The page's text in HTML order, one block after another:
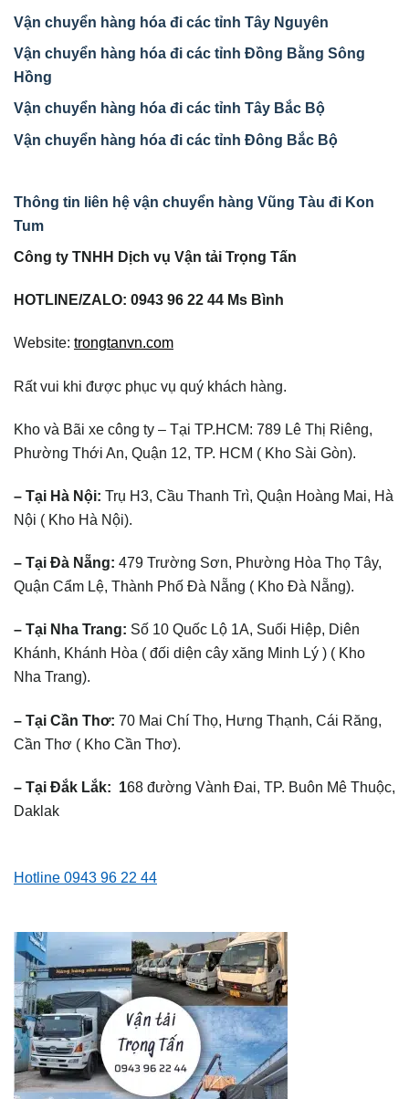
Vận chuyển hàng hóa đi các tỉnh Tây Nguyên
Vận chuyển hàng hóa đi các tỉnh Đồng Bằng Sông
Hồng
Vận chuyển hàng hóa đi các tỉnh Tây Bắc Bộ
Vận chuyển hàng hóa đi các tỉnh Đông Bắc Bộ
Thông tin liên hệ vận chuyển hàng Vũng Tàu đi Kon
Tum
Công ty TNHH Dịch vụ Vận tải Trọng Tấn
HOTLINE/ZALO: 0943 96 22 44 Ms Bình
Website: trongtanvn.com
Rất vui khi được phục vụ quý khách hàng.
Kho và Bãi xe công ty – Tại TP.HCM: 789 Lê Thị Riêng,
Phường Thới An, Quận 12, TP. HCM ( Kho Sài Gòn).
– Tại Hà Nội: Trụ H3, Cầu Thanh Trì, Quận Hoàng Mai, Hà
Nội ( Kho Hà Nội).
– Tại Đà Nẵng: 479 Trường Sơn, Phường Hòa Thọ Tây,
Quận Cẩm Lệ, Thành Phố Đà Nẵng ( Kho Đà Nẵng).
– Tại Nha Trang: Số 10 Quốc Lộ 1A, Suối Hiệp, Diên
Khánh, Khánh Hòa ( đối diện cây xăng Minh Lý ) ( Kho
Nha Trang).
– Tại Cần Thơ: 70 Mai Chí Thọ, Hưng Thạnh, Cái Răng,
Cần Thơ ( Kho Cần Thơ).
– Tại Đắk Lắk: 168 đường Vành Đai, TP. Buôn Mê Thuộc,
Daklak
Hotline 0943 96 22 44